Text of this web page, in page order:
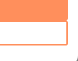
2023 !